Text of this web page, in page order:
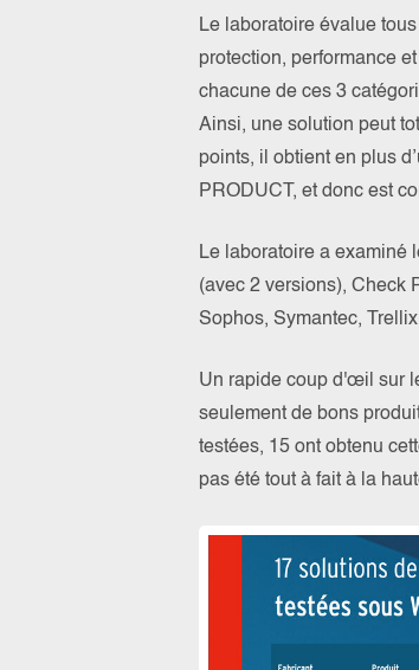
Le laboratoire évalue
protection, performance
chacune de ces 3
Ainsi, une solution peut
points, il obtient en plus
PRODUCT, et donc est
Le laboratoire a examiné
(avec 2 versions), Check
Sophos, Symantec,
Un rapide coup d'œil sur
seulement de bons
testées, 15 ont obtenu
pas été tout à fait à la